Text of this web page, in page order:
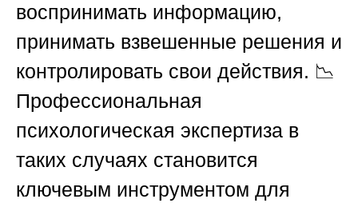
воспринимать информацию,
принимать взвешенные решения и
контролировать свои действия. 📉
Профессиональная
психологическая экспертиза в
таких случаях становится
ключевым инструментом для